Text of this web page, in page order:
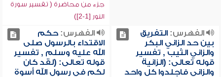
جزء من محاضرة ( تفسير سورة
النور [1-2])
الفهرس:التفريق
بين حد الزاني البكر
والزاني الثيب , تفسير
قوله تعالى: (الزانية
والزاني فاجلدوا كل واحد
الفهرس:حكم
الاقتداء بالرسول صلى
الله عليه وسلم , تفسير
قوله تعالى: (لقد كان
لكم في رسول الله أسوة